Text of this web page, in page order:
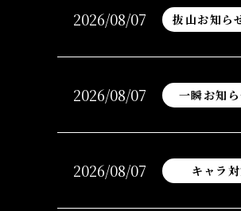
2026/08/07 抜山お知ら
2026/08/07 一瞬お知
2026/08/07 キャラ